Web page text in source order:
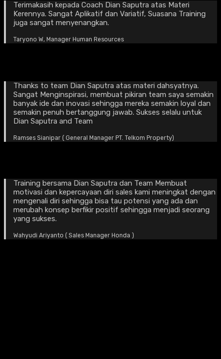
Terimakasih kepada Coach Dian Saputra atas Materi
Kerennya. Sangat Aplikatif dan Variatif, Suasana Training
juga sangat menyenangkan.
Taryono W, Manager Human Resources
Thanks to team Dian Saputra atas materi dahsyatnya.
Sangat Menginspirasi, membuat pikiran team saya semakin
banyak ide dan inovasi sehingga mereka semakin loyal dan
semakin penuh bertanggung jawab. Sukses selalu untuk
Dian Saputra and Team
Ramses Sianipar ( General Manager PT. Telkom Property)
Training bersama Dian Saputra dan Team Membuat
motivasi dan kepercayaan diri sales kami meningkat dengan
mengenali diri sehingga bisa tau potensi yang ada dan
merubah konsep berfikir positif sehingga menjadi seorang
yang sukses.
Wahyudi Ariyanto ( Sales Manager Honda )